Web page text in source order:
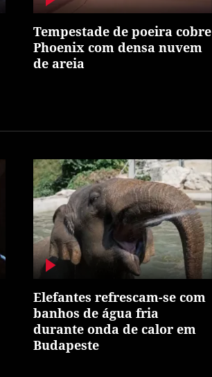
Tempestade de poeira cobre
Phoenix com densa nuvem
de areia
Elefantes refrescam-se com
banhos de água fria
durante onda de calor em
Budapeste